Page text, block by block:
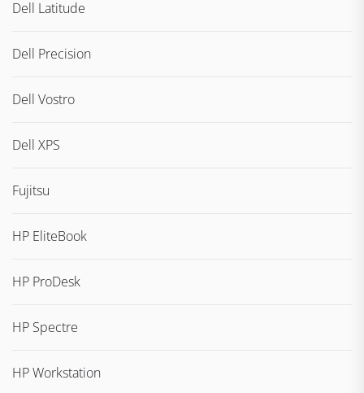
Dell Latitude
Dell Precision
Dell Vostro
Dell XPS
Fujitsu
HP EliteBook
HP ProDesk
HP Spectre
HP Workstation